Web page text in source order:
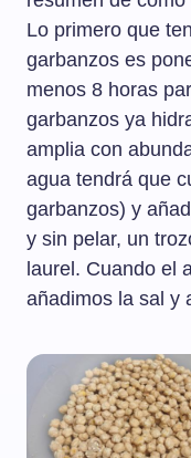
Lo primero que
garbanzos es
menos 8 horas
garbanzos ya
amplia con
agua tendrá que
garbanzos) y
y sin pelar, un
laurel. Cuando el
añadimos la sal y